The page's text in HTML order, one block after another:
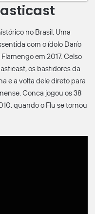
no Brasil. Uma
com o ídolo Darío
em 2017. Celso
os bastidores da
e a volta dele direto para
Conca jogou os 38
quando o Flu se tornou